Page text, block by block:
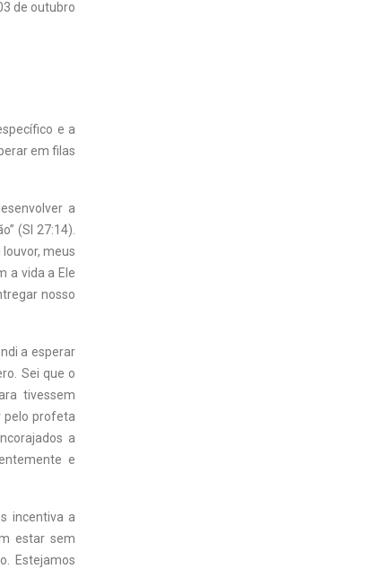
de outubro
e a
em filas
a
(Sl 27:14).
meus
a vida a Ele
nosso
a esperar
Sei que o
tivessem
pelo profeta
a
e
incentiva a
estar sem
Estejamos